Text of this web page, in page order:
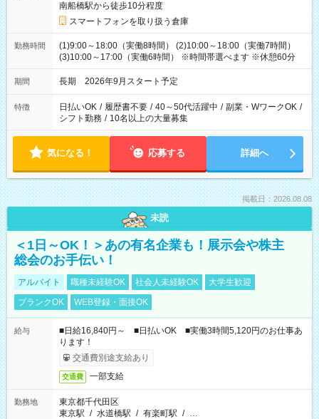
南船橋駅から徒歩10分程度
スマートフォンを取り扱う倉庫
勤務時間
(1)9:00～18:00（実働8時間） (2)10:00～18:00（実働7時間）
(3)10:00～17:00（実働6時間） ※時間帯選べます ※休憩60分
期間 長期 2026年9月スタート予定
特徴 日払いOK / 履歴書不要 / 40～50代活躍中 / 副業・WワークOK /
シフト勤務 / 10名以上の大量募集
気になる！ 応募する 詳細へ
掲載日：2026.08.08
未読
＜1日～OK！＞あの有名企業も！展示会や株主
総会のお手伝い！
アルバイト 職種未経験OK 社会人未経験OK
大学生歓迎
ブランクOK
WEB登録・面接OK
給与
■日給16,840円～ ■日払いOK ■実働3時間5,120円のお仕事あ
ります！
交通費別途支給あり
交通費 一部支給
勤務地
東京都千代田区
東京駅 / 水道橋駅 / 有楽町駅 / …